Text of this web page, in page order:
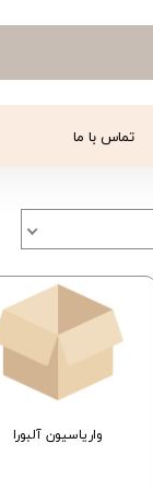
تماس با ما
واریاسیون آلبورا